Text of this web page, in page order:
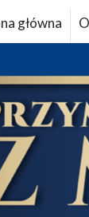
główna